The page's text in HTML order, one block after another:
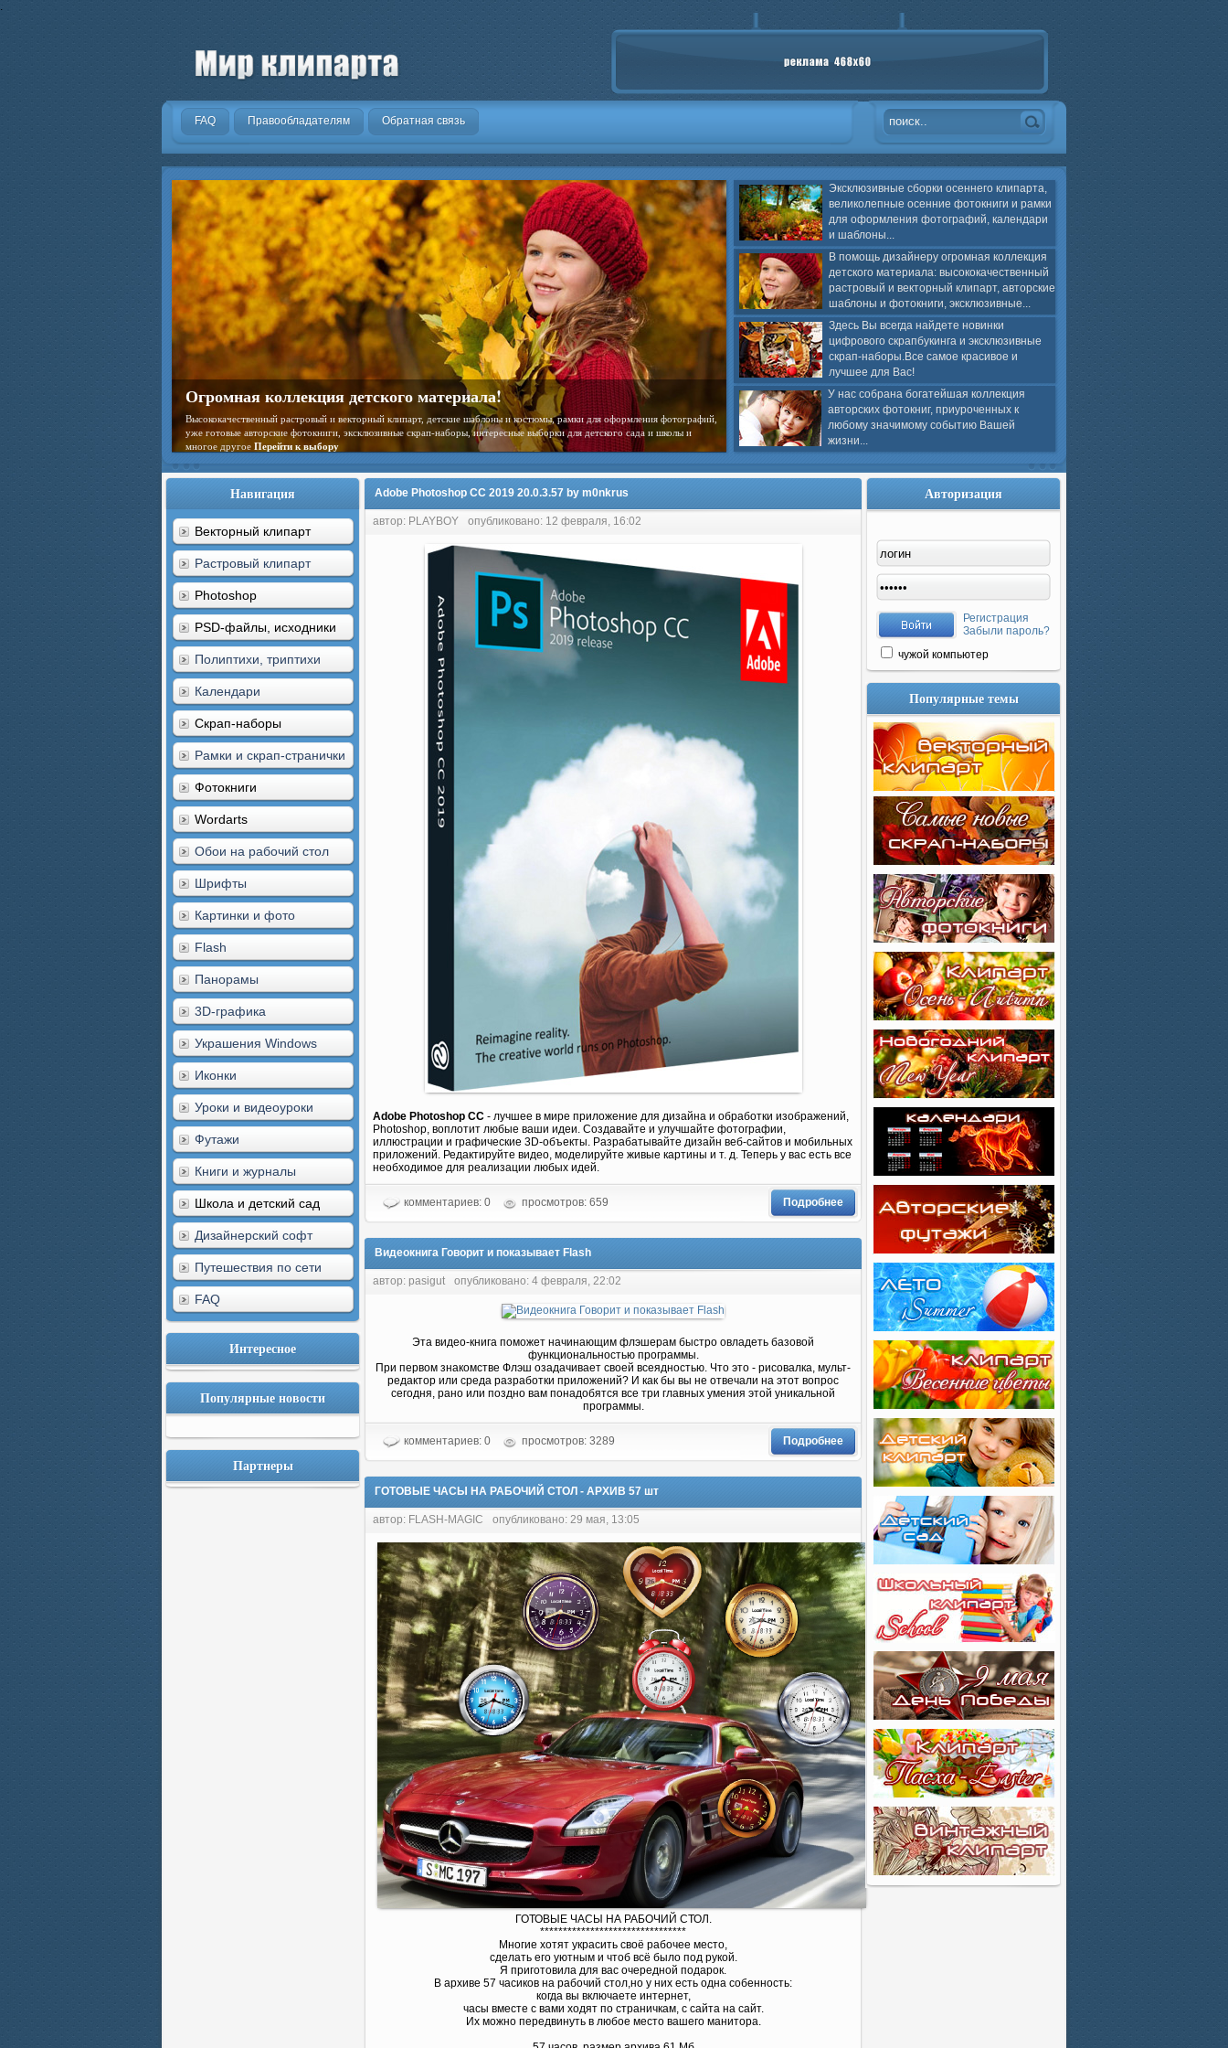
.
FAQ Правообладателям Обратная связь
Эксклюзивные сборки осеннего клипарта,
великолепные осенние фотокниги и рамки
для оформления фотографий, календари
и шаблоны...
В помощь дизайнеру огромная коллекция
детского материала: высококачественный
растровый и векторный клипарт, авторские
шаблоны и фотокниги, эксклюзивные...
Здесь Вы всегда найдете новинки
цифрового скрапбукинга и эксклюзивные
скрап-наборы.Все самое красивое и
лучшее для Вас!
У нас собрана богатейшая коллекция
авторских фотокниг, приуроченных к
любому значимому событию Вашей
жизни...
Огромная коллекция детского материала!
Высококачественный растровый и векторный клипарт, детские шаблоны и костюмы, рамки для оформления фотографий,
уже готовые авторские фотокниги, эксклюзивные скрап-наборы, интересные выборки для детского сада и школы и
многое другое Перейти к выбору
Навигация
Векторный клипарт
Растровый клипарт
Photoshop
PSD-файлы, исходники
Полиптихи, триптихи
Календари
Скрап-наборы
Рамки и скрап-странички
Фотокниги
Wordarts
Обои на рабочий стол
Шрифты
Картинки и фото
Flash
Панорамы
3D-графика
Украшения Windows
Иконки
Уроки и видеоуроки
Футажи
Книги и журналы
Школа и детский сад
Дизайнерский софт
Путешествия по сети
FAQ
Интересное
Популярные новости
Партнеры
Adobe Photoshop CC 2019 20.0.3.57 by m0nkrus
автор: PLAYBOY опубликовано: 12 февраля, 16:02
Adobe Photoshop CC - лучшее в мире приложение для дизайна и обработки изображений,
Photoshop, воплотит любые ваши идеи. Создавайте и улучшайте фотографии,
иллюстрации и графические 3D-объекты. Разрабатывайте дизайн веб-сайтов и мобильных
приложений. Редактируйте видео, моделируйте живые картины и т. д. Теперь у вас есть все
необходимое для реализации любых идей.
комментариев: 0 просмотров: 659 Подробнее
Видеокнига Говорит и показывает Flash
автор: pasigut опубликовано: 4 февраля, 22:02
Эта видео-книга поможет начинающим флэшерам быстро овладеть базовой
функциональностью программы.
При первом знакомстве Флэш озадачивает своей всеядностью. Что это - рисовалка, мульт-
редактор или среда разработки приложений? И как бы вы не отвечали на этот вопрос
сегодня, рано или поздно вам понадобятся все три главных умения этой уникальной
программы.
комментариев: 0 просмотров: 3289 Подробнее
ГОТОВЫЕ ЧАСЫ НА РАБОЧИЙ СТОЛ - АРХИВ 57 шт
автор: FLASH-MAGIC опубликовано: 29 мая, 13:05
ГОТОВЫЕ ЧАСЫ НА РАБОЧИЙ СТОЛ.
********************************
Многие хотят украсить своё рабочее место,
сделать его уютным и чтоб всё было под рукой.
Я приготовила для вас очередной подарок.
В архиве 57 часиков на рабочий стол,но у них есть одна собенность:
когда вы включаете интернет,
часы вместе с вами ходят по страничкам, с сайта на сайт.
Их можно передвинуть в любое место вашего манитора.
Авторизация
Регистрация
Забыли пароль?
чужой компьютер
Популярные темы